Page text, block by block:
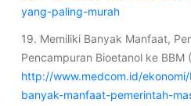
yang-paling-murah
19. Memiliki Banyak Manfaat,
Pencampuran Bioetanol ke BBM
http://www.medcom.id/
banyak-manfaat-pemerintah-